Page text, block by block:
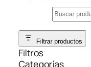
Buscar
Saltar
contenido
Filtrar productos
Filtros
Categorías